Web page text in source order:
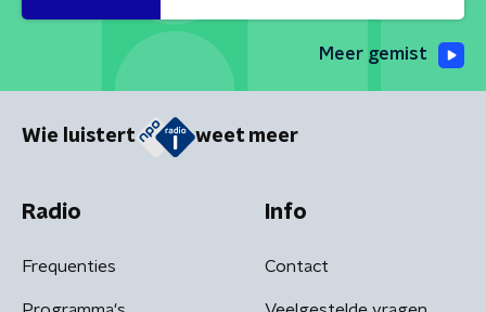
Meer gemist
Wie luistert weet meer
Radio
Frequenties
Info
Contact